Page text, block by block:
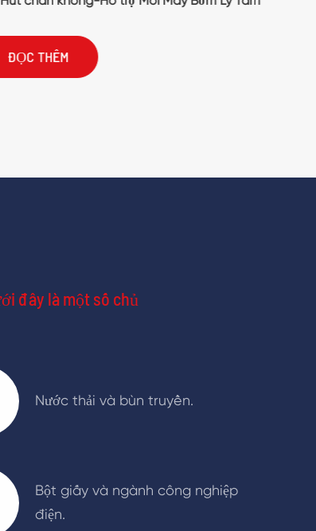
đây là một số chủ
Nước thải và bùn truyền.
Bột giấy và ngành công nghiệp
điện.